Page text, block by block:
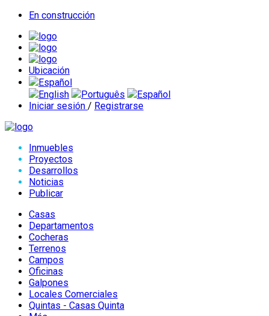
En construcción
Ubicación
Español
English
Português
Español
Iniciar sesión / Registrarse
Inmuebles
Proyectos
Desarrollos
Noticias
Publicar
Casas
Departamentos
Cocheras
Terrenos
Campos
Oficinas
Galpones
Locales Comerciales
Quintas - Casas Quinta